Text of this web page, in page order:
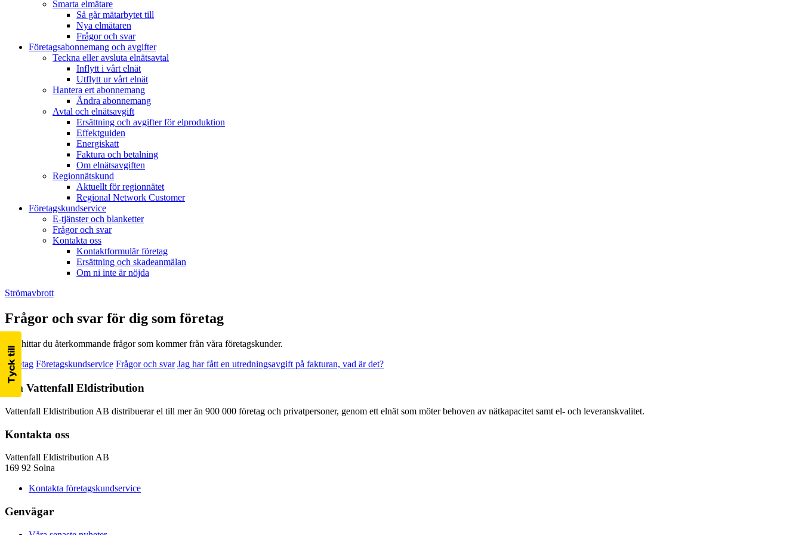
Smarta elmätare
Så går mätarbytet till
Nya elmätaren
Frågor och svar
Företagsabonnemang och avgifter
Teckna eller avsluta elnätsavtal
Inflytt i vårt elnät
Utflytt ur vårt elnät
Hantera ert abonnemang
Ändra abonnemang
Avtal och elnätsavgift
Ersättning och avgifter för elproduktion
Effektguiden
Energiskatt
Faktura och betalning
Om elnätsavgiften
Regionnätskund
Aktuellt för regionnätet
Regional Network Customer
Företagskundservice
E-tjänster och blanketter
Frågor och svar
Kontakta oss
Kontaktformulär företag
Ersättning och skadeanmälan
Om ni inte är nöjda
Strömavbrott
Frågor och svar för dig som företag
Här hittar du återkommande frågor som kommer från våra företagskunder.
Företag Företagskundservice Frågor och svar Jag har fått en utredningsavgift på fakturan, vad är det?
Om Vattenfall Eldistribution
Vattenfall Eldistribution AB distribuerar el till mer än 900 000 företag och privatpersoner, genom ett elnät som möter behoven av nätkapacitet samt el- och leveranskvalitet.
Kontakta oss
Vattenfall Eldistribution AB
169 92 Solna
Kontakta företagskundservice
Genvägar